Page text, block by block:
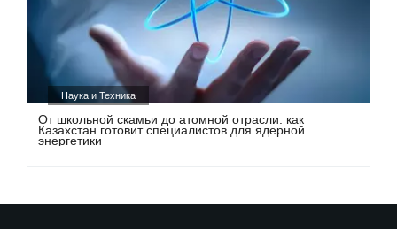
Наука и Техника
От школьной скамьи до атомной отрасли: как
Казахстан готовит специалистов для ядерной
энергетики